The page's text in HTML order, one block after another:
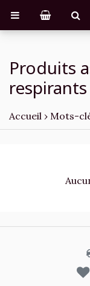
Produits
respirants
Accueil › Mots-